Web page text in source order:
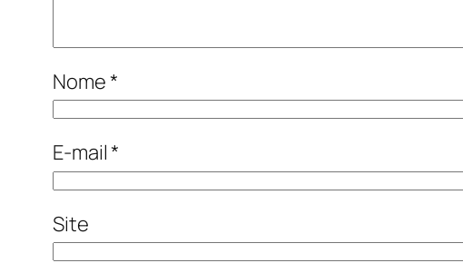
Nome*
E-mail*
Site